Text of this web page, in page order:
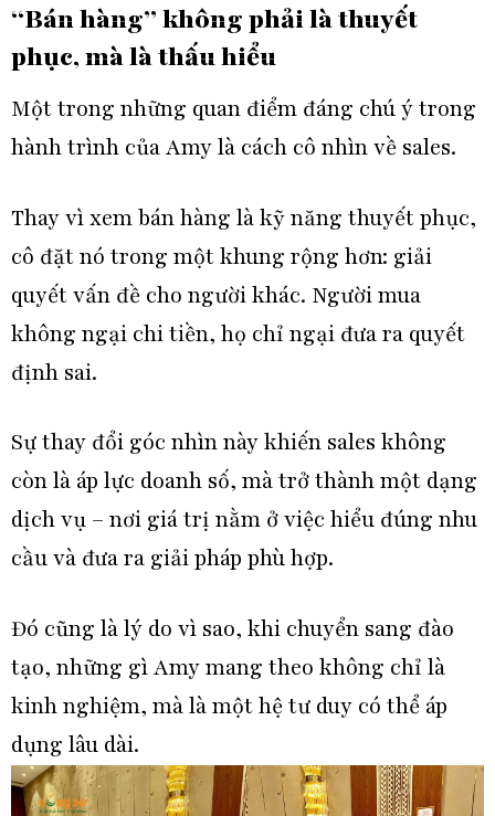
“Bán hàng” không phải là thuyết
phục, mà là thấu hiểu
Một trong những quan điểm đáng chú ý trong
hành trình của Amy là cách cô nhìn về sales.
Thay vì xem bán hàng là kỹ năng thuyết phục,
cô đặt nó trong một khung rộng hơn: giải
quyết vấn đề cho người khác. Người mua
không ngại chi tiền, họ chỉ ngại đưa ra quyết
định sai.
Sự thay đổi góc nhìn này khiến sales không
còn là áp lực doanh số, mà trở thành một dạng
dịch vụ – nơi giá trị nằm ở việc hiểu đúng nhu
cầu và đưa ra giải pháp phù hợp.
Đó cũng là lý do vì sao, khi chuyển sang đào
tạo, những gì Amy mang theo không chỉ là
kinh nghiệm, mà là một hệ tư duy có thể áp
dụng lâu dài.